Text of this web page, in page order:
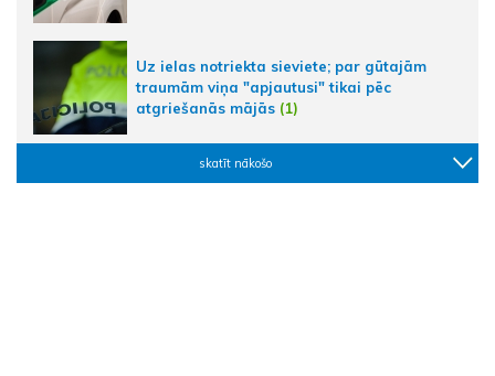
Uz ielas notriekta sieviete; par gūtajām
traumām viņa "apjautusi" tikai pēc
atgriešanās mājās (1)
skatīt nākošo